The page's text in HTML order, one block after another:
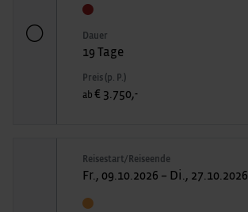
Dauer
19 Tage
Preis (p. P.)
ab € 3.750,-
Reisestart/Reiseende
Fr., 09.10.2026 – Di., 27.10.2026